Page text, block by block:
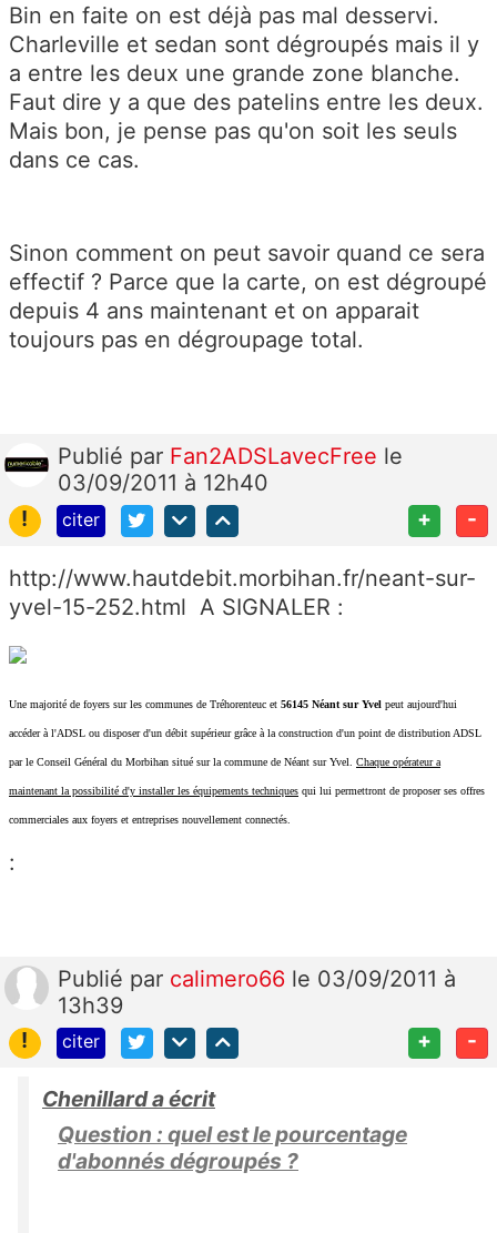
Bin en faite on est déjà pas mal desservi.
Charleville et sedan sont dégroupés mais il y
a entre les deux une grande zone blanche.
Faut dire y a que des patelins entre les deux.
Mais bon, je pense pas qu'on soit les seuls
dans ce cas.
Sinon comment on peut savoir quand ce sera
effectif ? Parce que la carte, on est dégroupé
depuis 4 ans maintenant et on apparait
toujours pas en dégroupage total.
Publié par Fan2ADSLavecFree le
03/09/2011 à 12h40
!
citer + -
http://www.hautdebit.morbihan.fr/neant-sur-
yvel-15-252.html A SIGNALER :
Une majorité de foyers sur les communes de Tréhorenteuc et 56145 Néant sur Yvel peut aujourd'hui
accéder à l'ADSL ou disposer d'un débit supérieur grâce à la construction d'un point de distribution ADSL
par le Conseil Général du Morbihan situé sur la commune de Néant sur Yvel. Chaque opérateur a
maintenant la possibilité d'y installer les équipements techniques qui lui permettront de proposer ses offres
commerciales aux foyers et entreprises nouvellement connectés.
:
Publié par calimero66 le 03/09/2011 à
13h39
!
citer + -
Chenillard a écrit
Question : quel est le pourcentage
d'abonnés dégroupés ?